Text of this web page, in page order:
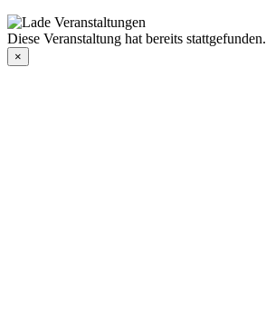
Diese Veranstaltung hat bereits stattgefunden.
×